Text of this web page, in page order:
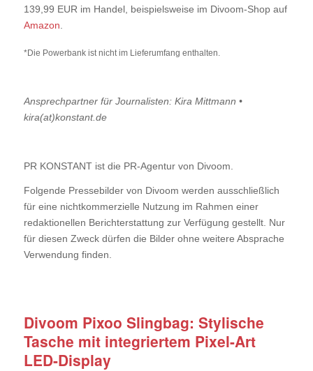
139,99 EUR im Handel, beispielsweise im Divoom-Shop auf
Amazon.
*Die Powerbank ist nicht im Lieferumfang enthalten.
Ansprechpartner für Journalisten: Kira Mittmann •
kira(at)konstant.de
PR KONSTANT ist die PR-Agentur von Divoom.
Folgende Pressebilder von Divoom werden ausschließlich
für eine nichtkommerzielle Nutzung im Rahmen einer
redaktionellen Berichterstattung zur Verfügung gestellt. Nur
für diesen Zweck dürfen die Bilder ohne weitere Absprache
Verwendung finden.
Divoom Pixoo Slingbag: Stylische
Tasche mit integriertem Pixel-Art
LED-Display